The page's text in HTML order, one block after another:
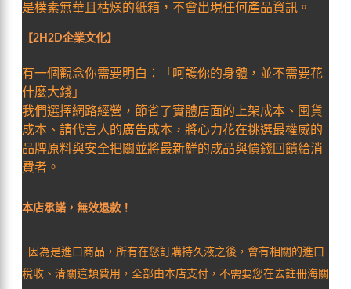
是樸素無華且枯燥的紙箱，不會出現任何產品資訊。
【2H2D企業文化】
有一個觀念你需要明白：「呵護你的身體，並不需要花
什麼大錢」
我們選擇網路經營，節省了實體店面的上架成本、囤貨
成本、請代言人的廣告成本，將心力花在挑選最權威的
品牌原料與安全把關並將最新鮮的成品與價錢回饋給消
費者。
本店承諾，無效退款！
因為是進口商品，所有在您訂購持久液之後，會有相關的進口
稅收、清關這類費用，全部由本店支付，不需要您在去註冊海關